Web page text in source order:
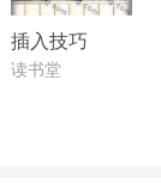
日晚上他们
插入技巧
读书堂